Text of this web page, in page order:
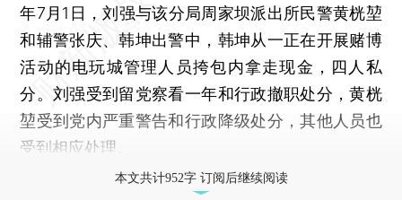
年7月1日，刘强与该分局周家坝派出所民警黄桄堃
和辅警张庆、韩坤出警中，韩坤从一正在开展赌博
活动的电玩城管理人员挎包内拿走现金，四人私
分。刘强受到留党察看一年和行政撤职处分，黄桄
堃受到党内严重警告和行政降级处分，其他人员也
受到相应处理。
本文共计952字 订阅后继续阅读